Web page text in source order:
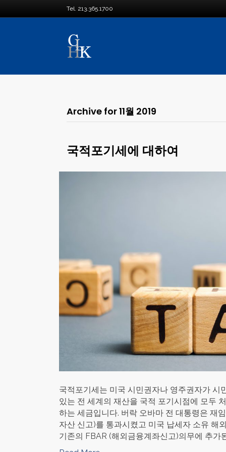
Tel. 213.365.1700
Archive for 11월 2019
국적포기세에 대하여
국적포기세는 미국 시민권자나 영주권자가 시
있는 전 세계의 재산을 국적 포기시점에 모두
하는 세금입니다. 버락 오바마 전 대통령은 재
자산 신고)를 통과시켰고 미국 납세자 소유 해
기존의 FBAR (해외금융계좌신고)의무에 추가